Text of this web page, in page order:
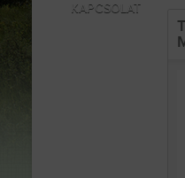
KAPCSOLAT